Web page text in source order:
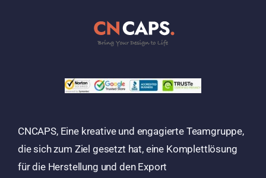
CNCAPS, Eine kreative und engagierte Teamgruppe,
die sich zum Ziel gesetzt hat, eine Komplettlösung
für die Herstellung und den Export